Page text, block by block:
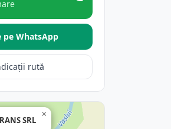
pe WhatsApp
rută
SRL
×